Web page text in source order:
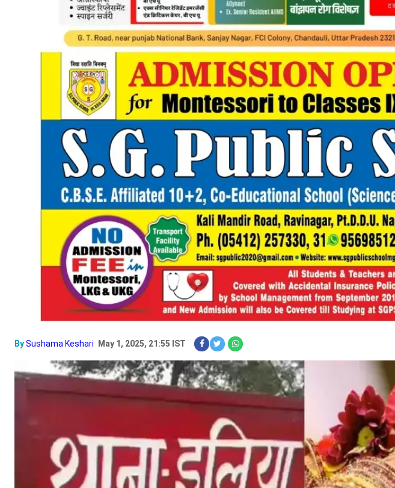
BySushama Keshari May 1, 2025, 21:55 IST